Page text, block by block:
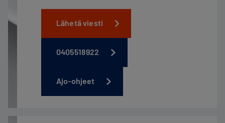
Lähetä viesti
0405518922
Ajo-ohjeet